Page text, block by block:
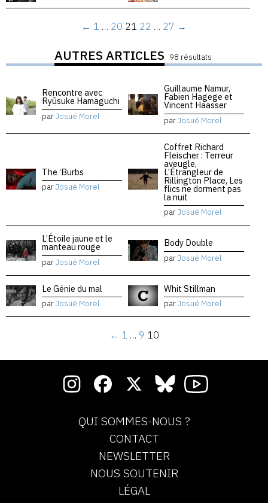
← 1 … 20 21 22 … 27 →
AUTRES ARTICLES 98 résultats
Rencontre avec
Ryūsuke Hamaguchi
parJosué Morel
Guillaume Namur,
Fabien Hagege et
Vincent Haasser
parJosué Morel
The ‘Burbs
parJosué Morel
Coffret Richard
Fleischer : Terreur
aveugle,
L’Étrangleur de
Rillington Place, Les
flics ne dorment pas
la nuit
parJosué Morel
L’Étoile jaune et le
manteau rouge
parJosué Morel
Body Double
parJosué Morel
Le Génie du mal
parJosué Morel
Whit Stillman
parJosué Morel
← 1 … 9 10
QUI SOMMES-NOUS ?
CONTACT
NEWSLETTER
NOUS SOUTENIR
LÉGAL